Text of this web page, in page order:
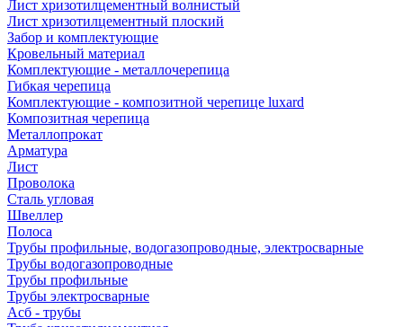
Лист хризотилцементный волнистый
Лист хризотилцементный плоский
Забор и комплектующие
Кровельный материал
Комплектующие - металлочерепица
Гибкая черепица
Комплектующие - композитной черепице luxard
Композитная черепица
Металлопрокат
Арматура
Лист
Проволока
Сталь угловая
Швеллер
Полоса
Трубы профильные, водогазопроводные, электросварные
Трубы водогазопроводные
Трубы профильные
Трубы электросварные
Асб - трубы